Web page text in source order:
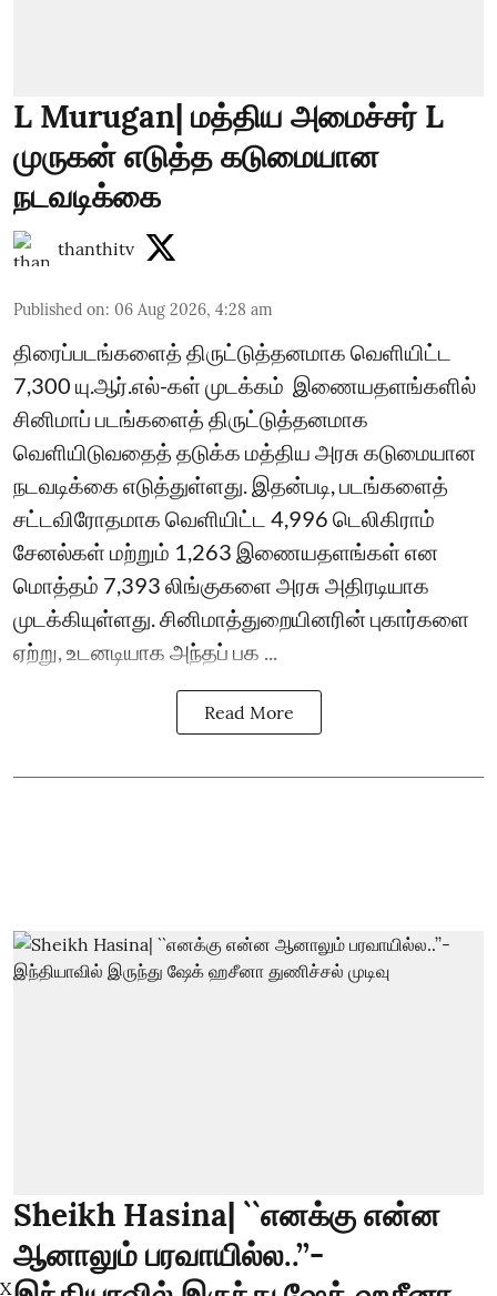
L Murugan| மத்திய அமைச்சர் L
முருகன் எடுத்த கடுமையான
நடவடிக்கை
thanthitv
Published on: 06 Aug 2026, 4:28 am
திரைப்படங்களைத் திருட்டுத்தனமாக வெளியிட்ட
7,300 யு.ஆர்.எல்-கள் முடக்கம் ​ இணையதளங்களில்
சினிமாப் படங்களைத் திருட்டுத்தனமாக
வெளியிடுவதைத் தடுக்க மத்திய அரசு கடுமையான
நடவடிக்கை எடுத்துள்ளது. இதன்படி, படங்களைத்
சட்டவிரோதமாக வெளியிட்ட 4,996 டெலிகிராம்
சேனல்கள் மற்றும் 1,263 இணையதளங்கள் என
மொத்தம் 7,393 லிங்குகளை அரசு அதிரடியாக
முடக்கியுள்ளது. சினிமாத்துறையினரின் புகார்களை
ஏற்று, உடனடியாக அந்தப் பக ...
Read More
Sheikh Hasina| ``எனக்கு என்ன
ஆனாலும் பரவாயில்ல..’’-
X